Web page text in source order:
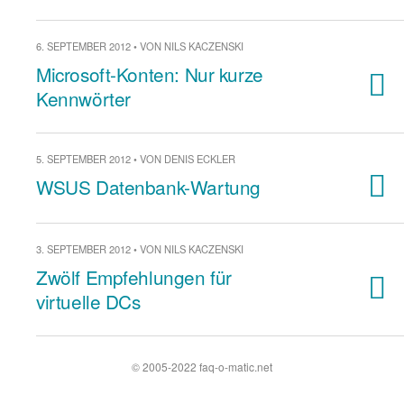
6. SEPTEMBER 2012 • VON NILS KACZENSKI
Microsoft-Konten: Nur kurze
Kennwörter
5. SEPTEMBER 2012 • VON DENIS ECKLER
WSUS Datenbank-Wartung
3. SEPTEMBER 2012 • VON NILS KACZENSKI
Zwölf Empfehlungen für
virtuelle DCs
© 2005-2022 faq-o-matic.net